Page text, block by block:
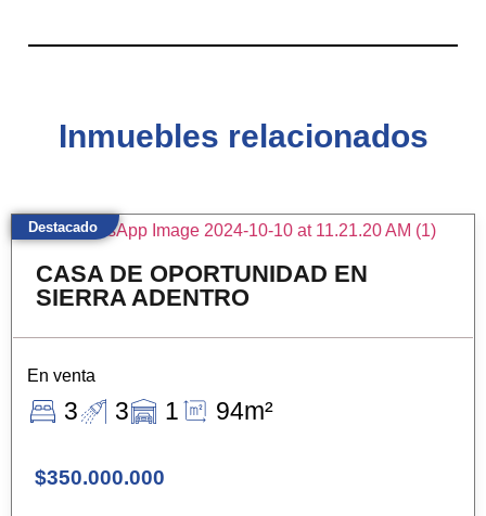
Inmuebles relacionados
CASA DE OPORTUNIDAD EN
SIERRA ADENTRO
En venta
3 3 1 94m²
$350.000.000
Destacado